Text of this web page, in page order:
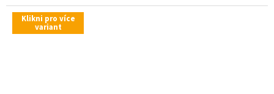
Klikni pro více
variant